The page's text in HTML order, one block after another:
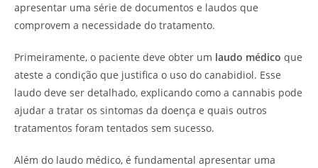
apresentar uma série de documentos e laudos que
comprovem a necessidade do tratamento.
Primeiramente, o paciente deve obter um laudo médico que
ateste a condição que justifica o uso do canabidiol. Esse
laudo deve ser detalhado, explicando como a cannabis pode
ajudar a tratar os sintomas da doença e quais outros
tratamentos foram tentados sem sucesso.
Além do laudo médico, é fundamental apresentar uma